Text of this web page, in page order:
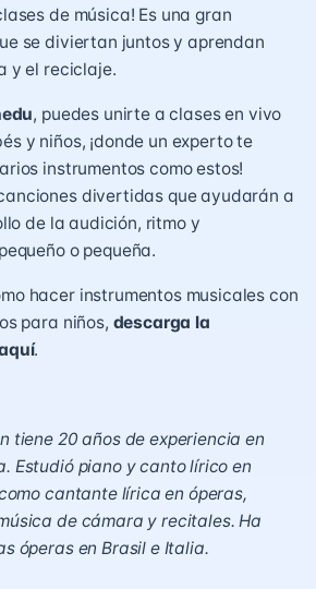
de música! Es una gran
se diviertan juntos y aprendan
y el reciclaje.
, puedes unirte a clases en vivo
y niños, ¡donde un experto te
instrumentos como estos!
divertidas que ayudarán a
de la audición, ritmo y
o pequeña.
hacer instrumentos musicales con
para niños, descarga la
.
tiene 20 años de experiencia en
Estudió piano y canto lírico en
cantante lírica en óperas,
de cámara y recitales. Ha
óperas en Brasil e Italia.